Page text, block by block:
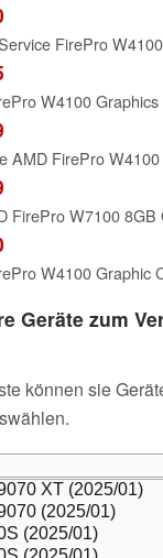
Geräte zum
können sie